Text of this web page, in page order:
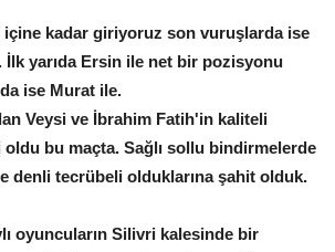
içine kadar giriyoruz son vuruşlarda ise
İlk yarıda Ersin ile net bir pozisyonu
ise Murat ile.
Veysi ve İbrahim Fatih'in kaliteli
bu maçta. Sağlı sollu bindirmelerde
denli tecrübeli olduklarına şahit olduk.
oyuncuların Silivri kalesinde bir